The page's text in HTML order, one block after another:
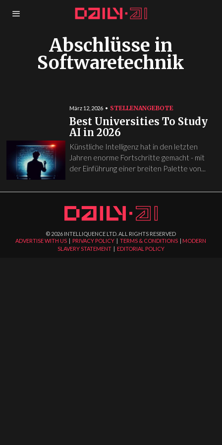
Abschlüsse in
Softwaretechnik
März 12, 2026 STELLENANGEBOTE
Best Universities To Study
AI in 2026
Künstliche Intelligenz hat in den letzten
Jahren enorme Fortschritte gemacht - mit
der Einführung einer breiten Palette von...
© 2026 INTELLIQUENCE LTD. ALL RIGHTS RESERVED
ADVERTISE WITH US
PRIVACY POLICY |TERMS & CONDITIONS
MODERN
SLAVERY STATEMENT| EDITORIAL POLICY